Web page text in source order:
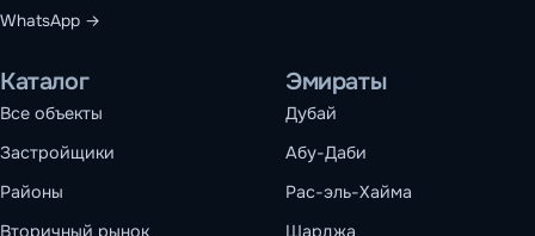
WhatsApp →
Каталог
Все объекты
Застройщики
Районы
Эмираты
Дубай
Абу-Даби
Рас-эль-Хайма